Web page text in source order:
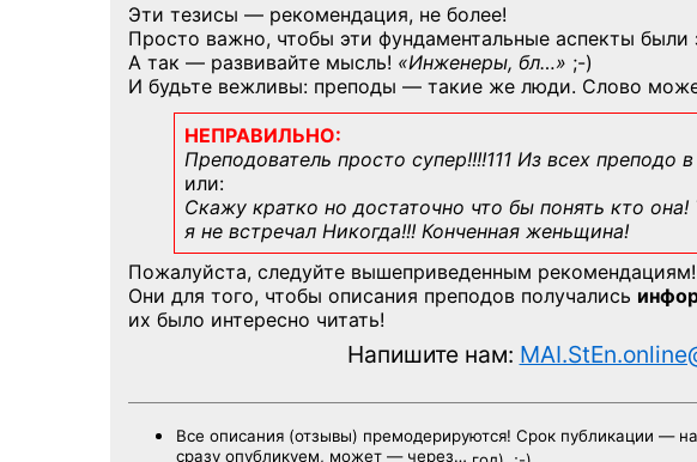
Эти тезисы — рекомендация, не более!
Просто важно, чтобы эти фундаментальные аспекты были
А так — развивайте мысль! «Инженеры, бл…» ;-)
И будьте вежливы: преподы — такие же люди. Слово
НЕПРАВИЛЬНО:
Преподователь просто супер!!!!111 Из всех преподо
или:
Скажу кратко но достаточно что бы понять кто
я не встречал Никогда!!! Конченная женьщина!
Пожалуйста, следуйте вышеприведенным рекомендациям!
Они для того, чтобы описания преподов получались
их было интересно читать!
Напишите нам:
Все описания (отзывы) премодерируются! Срок публикации —